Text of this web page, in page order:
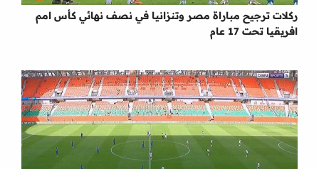
ركلات ترجيح مباراة مصر وتنزانيا في نصف نهائي كأس امم
افريقيا تحت 17 عام